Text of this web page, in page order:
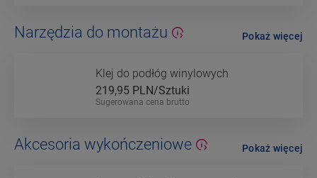
Narzędzia do montażu
Klej do podłóg winylowych
219,95 PLN/Sztuki
Sugerowana cena brutto
Pokaż więcej
Akcesoria wykończeniowe Pokaż więcej